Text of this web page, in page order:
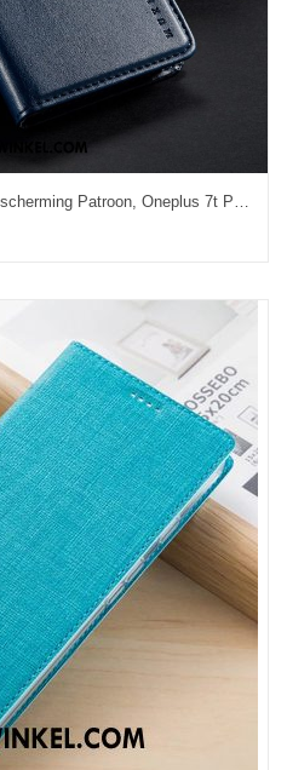
Oneplus 7t Pro Hoesje Folio Bescherming Patroon, Oneplus 7t Pro Hoesje Effen Kleur Linnen